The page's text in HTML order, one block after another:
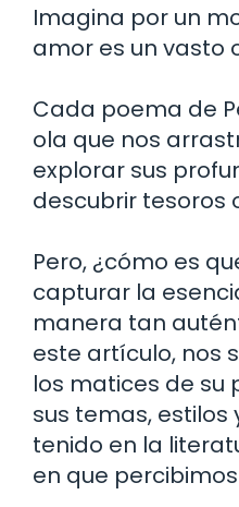
Imagina por un
amor es un vasto
Cada poema de
ola que nos
explorar sus
descubrir tesoros
Pero, ¿cómo es
capturar la
manera tan
este artículo, nos
los matices de su
sus temas,
tenido en la
en que